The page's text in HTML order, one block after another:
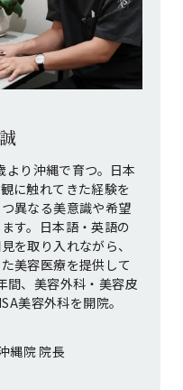
り沖縄で育つ。日本
に触れてきた経験を
異なる美意識や希望
す。日本語・英語の
を取り入れながら、
美容医療を提供して
間、美容外科・美容皮
美容外科を開院。
縄院 院長